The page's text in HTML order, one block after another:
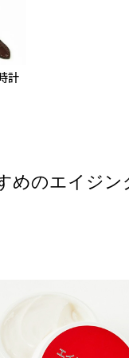
計
めのエイジン